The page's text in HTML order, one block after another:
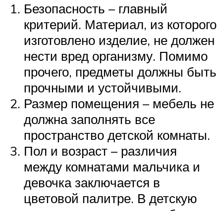
Безопасность – главный
критерий. Материал, из которого
изготовлено изделие, не должен
нести вред организму. Помимо
прочего, предметы должны быть
прочными и устойчивыми.
Размер помещения – мебель не
должна заполнять все
пространство детской комнаты.
Пол и возраст – различия
между комнатами мальчика и
девочка заключается в
цветовой палитре. В детскую